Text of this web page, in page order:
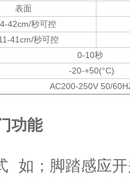
表面
42cm/秒可控
41cm/秒可控
0-10秒
-20-+50(°C)
AC200-250V 50/
功能
如；脚踏感应